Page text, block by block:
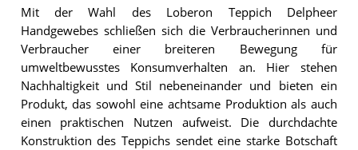
Mit der Wahl des Loberon Teppich Delpheer
Handgewebes schließen sich die Verbraucherinnen und
Verbraucher einer breiteren Bewegung für
umweltbewusstes Konsumverhalten an. Hier stehen
Nachhaltigkeit und Stil nebeneinander und bieten ein
Produkt, das sowohl eine achtsame Produktion als auch
einen praktischen Nutzen aufweist. Die durchdachte
Konstruktion des Teppichs sendet eine starke Botschaft